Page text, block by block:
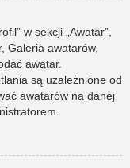
w sekcji „Awatar”,
Galeria awatarów,
awatar.
są uzależnione od
awatarów na danej